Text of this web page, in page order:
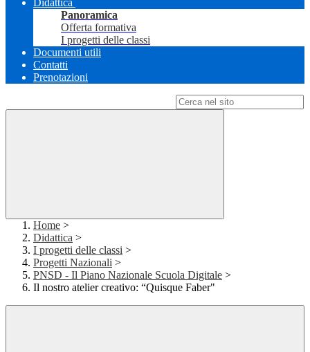
Didattica
Panoramica
Offerta formativa
I progetti delle classi
Documenti utili
Contatti
Prenotazioni
Home >
Didattica >
I progetti delle classi >
Progetti Nazionali >
PNSD - Il Piano Nazionale Scuola Digitale >
Il nostro atelier creativo: “Quisque Faber"